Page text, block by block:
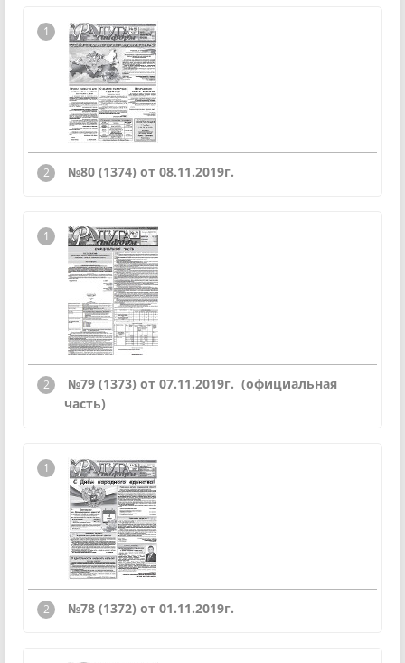
№80 (1374) от 08.11.2019г.
№79 (1373) от 07.11.2019г. (официальная
часть)
№78 (1372) от 01.11.2019г.